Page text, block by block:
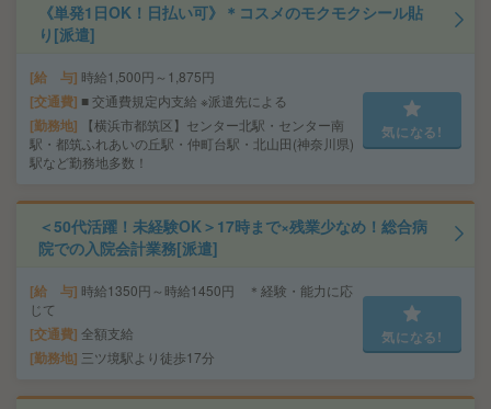
《単発1日OK！日払い可》＊コスメのモクモクシール貼
り[派遣]
給 与 時給1,500円～1,875円
交通費 ■ 交通費規定内支給 ※派遣先による
勤務地
【横浜市都筑区】センター北駅・センター南
駅・都筑ふれあいの丘駅・仲町台駅・北山田(神奈川県)
駅など勤務地多数！
気になる!
＜50代活躍！未経験OK＞17時まで×残業少なめ！総合病
院での入院会計業務[派遣]
給 与 時給1350円～時給1450円 ＊経験・能力に応
じて
交通費 全額支給
勤務地 三ツ境駅より徒歩17分
気になる!